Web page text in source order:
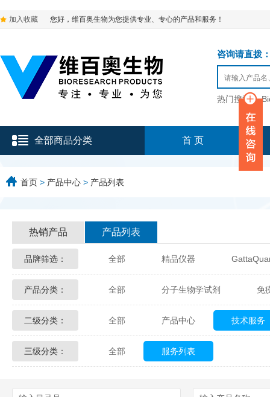
加入收藏 您好，维百奥生物为您提供专业、专心的产品和服务！
咨询请直拨
热门搜索：
全部商品分类 首 页
首页 > 产品中心 > 产品列表
热销产品 产品列表
品牌筛选： 全部 精品仪器
Glycon Biochem Sterlitech
Echelon Biosciences Verichem
Affinity Biologicals
产品分类： 全部 分子生物学试剂 免
化学及生物化学试剂 材料学试剂
二级分类： 全部 产品中心 技术服务
配送方式 售后服务
三级分类： 全部 服务列表